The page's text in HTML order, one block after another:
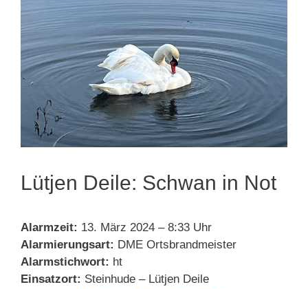
Lütjen Deile: Schwan in Not
Alarmzeit: 13. März 2024 – 8:33 Uhr
Alarmierungsart: DME Ortsbrandmeister
Alarmstichwort: ht
Einsatzort: Steinhude – Lütjen Deile